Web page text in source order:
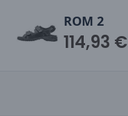
ROM 2
114,93 €